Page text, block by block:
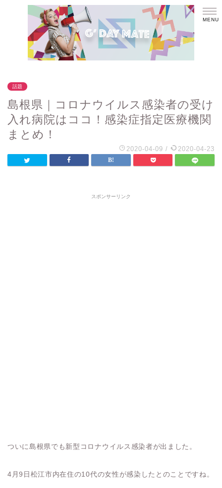
話題
島根県｜コロナウイルス感染者の受け
入れ病院はココ！感染症指定医療機関
まとめ！
2020-04-09 / 2020-04-23
スポンサーリンク
ついに島根県でも新型コロナウイルス感染者が出ました。
4月9日松江市内在住の10代の女性が感染したとのことですね。